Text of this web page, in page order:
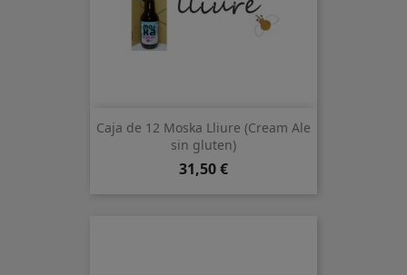
Caja de 12 Moska Lliure (Cream Ale
sin gluten)
Precio
31,50 €